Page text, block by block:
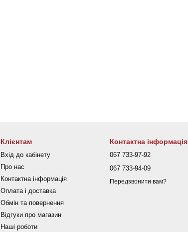
Клієнтам
Вхід до кабінету
Про нас
Контактна інформація
Оплата і доставка
Обмін та повернення
Відгуки про магазин
Наші роботи
Контактна інформація
067 733-97-92
067 733-94-09
Передзвонити вам?